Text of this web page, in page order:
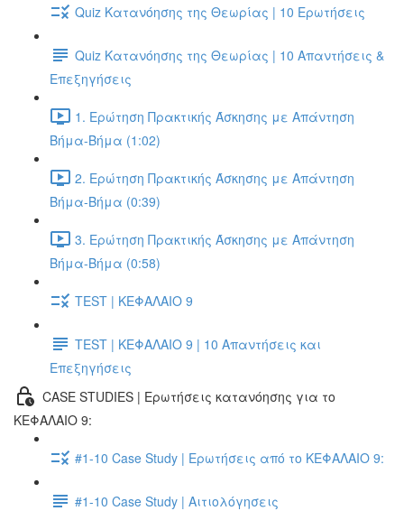
Quiz Κατανόησης της Θεωρίας | 10 Ερωτήσεις
Quiz Κατανόησης της Θεωρίας | 10 Απαντήσεις &
Επεξηγήσεις
1. Ερώτηση Πρακτικής Άσκησης με Απάντηση
Βήμα-Βήμα (1:02)
2. Ερώτηση Πρακτικής Άσκησης με Απάντηση
Βήμα-Βήμα (0:39)
3. Ερώτηση Πρακτικής Άσκησης με Απάντηση
Βήμα-Βήμα (0:58)
TEST | ΚΕΦΑΛΑΙΟ 9
TEST | ΚΕΦΑΛΑΙΟ 9 | 10 Απαντήσεις και
Επεξηγήσεις
CASE STUDIES | Ερωτήσεις κατανόησης για το
ΚΕΦΑΛΑΙΟ 9:
#1-10 Case Study | Ερωτήσεις από το ΚΕΦΑΛΑΙΟ 9:
#1-10 Case Study | Αιτιολόγησεις